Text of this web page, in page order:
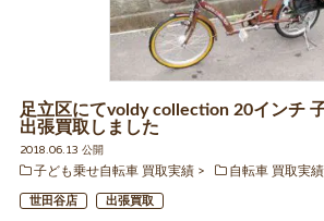
足立区にてvoldy collection 20インチ
出張買取しました
2018.06.13 公開
子ども乗せ自転車 買取実績
自転車 買取実績
世田谷店 出張買取